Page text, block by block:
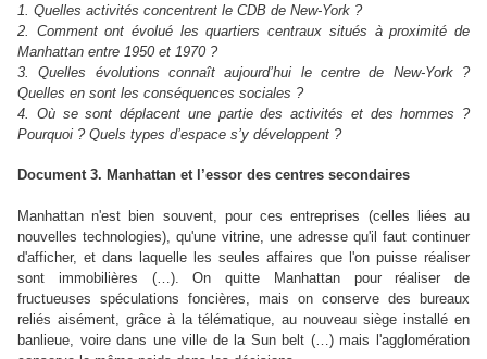
1. Quelles activités concentrent le CDB de New-York ?
2. Comment ont évolué les quartiers centraux situés à proximité de
Manhattan entre 1950 et 1970 ?
3. Quelles évolutions connaît aujourd’hui le centre de New-York ?
Quelles en sont les conséquences sociales ?
4. Où se sont déplacent une partie des activités et des hommes ?
Pourquoi ? Quels types d’espace s’y développent ?
Document 3. Manhattan et l’essor des centres secondaires
Manhattan n'est bien souvent, pour ces entreprises (celles liées au
nouvelles technologies), qu'une vitrine, une adresse qu'il faut continuer
d'afficher, et dans laquelle les seules affaires que l'on puisse réaliser
sont immobilières (…). On quitte Manhattan pour réaliser de
fructueuses spéculations foncières, mais on conserve des bureaux
reliés aisément, grâce à la télématique, au nouveau siège installé en
banlieue, voire dans une ville de la Sun belt (…) mais l'agglomération